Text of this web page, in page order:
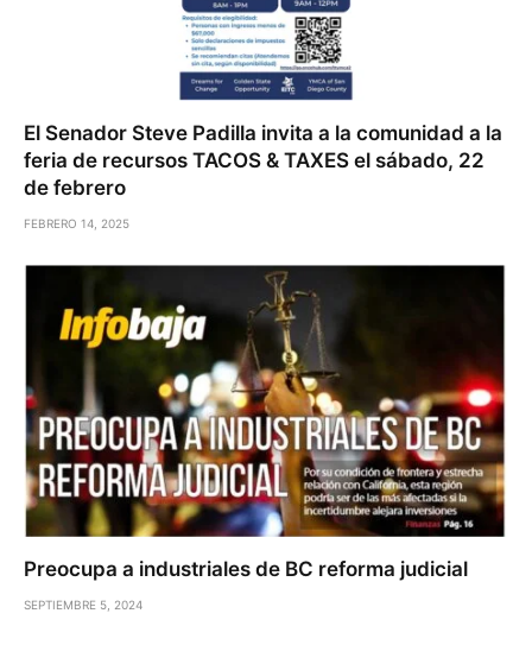
El Senador Steve Padilla invita a la comunidad a la
feria de recursos TACOS & TAXES el sábado, 22
de febrero
FEBRERO 14, 2025
Preocupa a industriales de BC reforma judicial
SEPTIEMBRE 5, 2024